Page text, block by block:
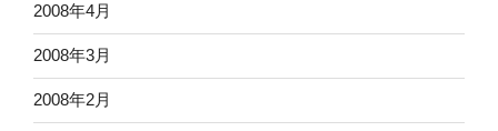
2008年4月
2008年3月
2008年2月